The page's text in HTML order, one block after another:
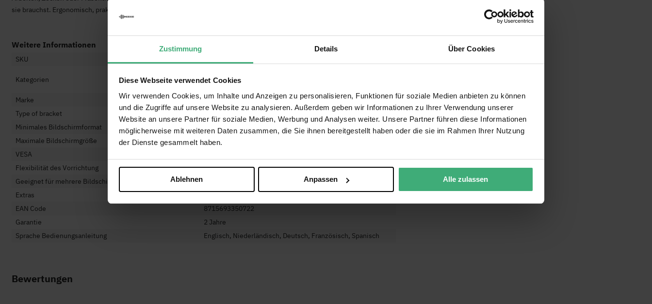
Zustimmung Details Über Cookies
Diese Webseite verwendet Cookies
Wir verwenden Cookies, um Inhalte und Anzeigen zu personalisieren, Funktionen für soziale Medien anbieten zu können
und die Zugriffe auf unsere Website zu analysieren. Außerdem geben wir Informationen zu Ihrer Verwendung unserer
Website an unsere Partner für soziale Medien, Werbung und Analysen weiter. Unsere Partner führen diese Informationen
möglicherweise mit weiteren Daten zusammen, die Sie ihnen bereitgestellt haben oder die sie im Rahmen Ihrer Nutzung
der Dienste gesammelt haben.
Ablehnen Anpassen Alle zulassen
sie brauchst. Ergonomisch, praktisch, ordentlich – einfach perfekt!
Weitere Informationen
SKU
Kategorien
Marke
Audizio
Type of bracket
Minimales Bildschirmformat
17 Zoll (43 cm)
Maximale Bildschirmgröße
32 Zoll (81 cm)
VESA
Flexibilität des Vorrichtung
Dreh und Neigbar
Geeignet für mehrere Bildschirme
Extras
Kabelmanagement, Gasdruckfeder
EAN Code
8715693350722
Garantie
2 Jahre
Sprache Bedienungsanleitung
Englisch, Niederländisch, Deutsch, Französisch, Spanisch
Bewertungen